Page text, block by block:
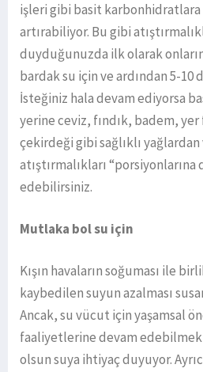
işleri gibi basit
artırabiliyor. Bu gibi
duyduğunuzda ilk olarak
bardak su için ve ardından 5-10
İsteğiniz hala devam ediyorsa
yerine ceviz, fındık, badem, yer
çekirdeği gibi sağlıklı
atıştırmalıkları
edebilirsiniz.
Mutlaka bol su için
Kışın havaların soğuması ile
kaybedilen suyun azalması
Ancak, su vücut için yaşamsal
faaliyetlerine devam
olsun suya ihtiyaç duyuyor.